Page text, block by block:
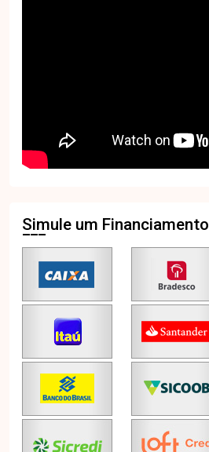
Simule um Financiamento